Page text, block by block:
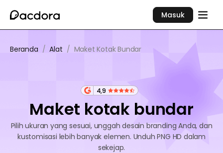
Masuk
Beranda / Alat / Maket Kotak Bundar
4,9
Maket kotak bundar
Pilih ukuran yang sesuai, unggah desain branding Anda, dan
kustomisasi lebih banyak elemen. Unduh PNG HD dalam
sekejap.